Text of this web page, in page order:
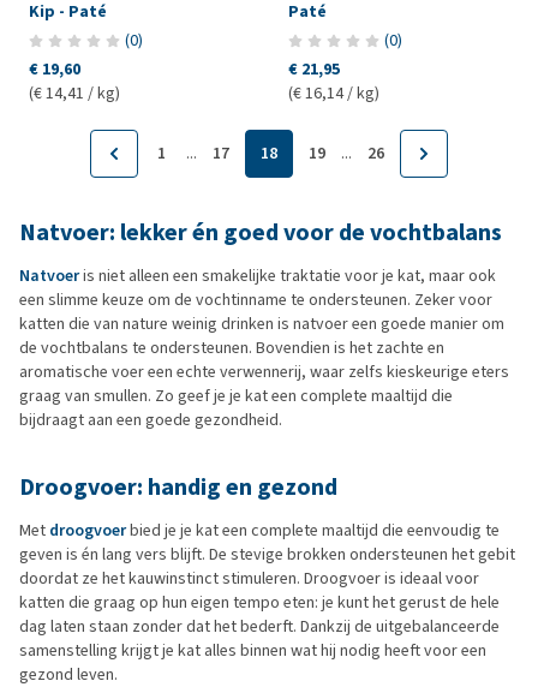
Kip - Paté
(0)
€ 19,60
(€ 14,41 / kg)
Paté
(0)
€ 21,95
(€ 16,14 / kg)
1 ... 17 18 19 ... 26
Natvoer: lekker én goed voor de vochtbalans
Natvoeris niet alleen een smakelijke traktatie voor je kat, maar ook
een slimme keuze om de vochtinname te ondersteunen. Zeker voor
katten die van nature weinig drinken is natvoer een goede manier om
de vochtbalans te ondersteunen. Bovendien is het zachte en
aromatische voer een echte verwennerij, waar zelfs kieskeurige eters
graag van smullen. Zo geef je je kat een complete maaltijd die
bijdraagt aan een goede gezondheid.
Droogvoer: handig en gezond
Met droogvoerbied je je kat een complete maaltijd die eenvoudig te
geven is én lang vers blijft. De stevige brokken ondersteunen het gebit
doordat ze het kauwinstinct stimuleren. Droogvoer is ideaal voor
katten die graag op hun eigen tempo eten: je kunt het gerust de hele
dag laten staan zonder dat het bederft. Dankzij de uitgebalanceerde
samenstelling krijgt je kat alles binnen wat hij nodig heeft voor een
gezond leven.